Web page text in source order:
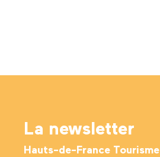
La newsletter
Hauts-de-France Tourisme